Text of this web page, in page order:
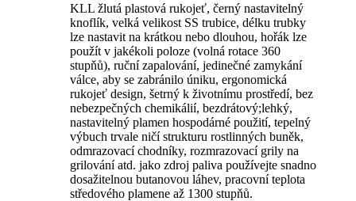
KLL žlutá plastová rukojeť, černý nastavitelný
knoflík, velká velikost SS trubice, délku trubky
lze nastavit na krátkou nebo dlouhou, hořák lze
použít v jakékoli poloze (volná rotace 360 ​​
stupňů), ruční zapalování, jedinečné zamykání
válce, aby se zabránilo úniku, ergonomická
rukojeť design, šetrný k životnímu prostředí, bez
nebezpečných chemikálií, bezdrátový;lehký,
nastavitelný plamen hospodárné použití, tepelný
výbuch trvale ničí strukturu rostlinných buněk,
odmrazovací chodníky, rozmrazovací grily na
grilování atd. jako zdroj paliva používejte snadno
dosažitelnou butanovou láhev, pracovní teplota
středového plamene až 1300 stupňů.